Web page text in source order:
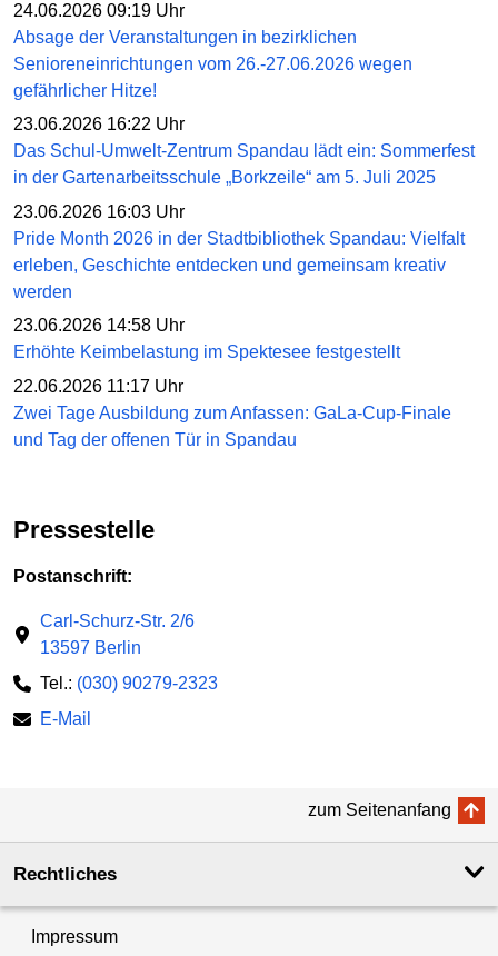
24.06.2026 09:19 Uhr
Absage der Veranstaltungen in bezirklichen
Senioreneinrichtungen vom 26.-27.06.2026 wegen
gefährlicher Hitze!
23.06.2026 16:22 Uhr
Das Schul-Umwelt-Zentrum Spandau lädt ein: Sommerfest
in der Gartenarbeitsschule „Borkzeile“ am 5. Juli 2025
23.06.2026 16:03 Uhr
Pride Month 2026 in der Stadtbibliothek Spandau: Vielfalt
erleben, Geschichte entdecken und gemeinsam kreativ
werden
23.06.2026 14:58 Uhr
Erhöhte Keimbelastung im Spektesee festgestellt
22.06.2026 11:17 Uhr
Zwei Tage Ausbildung zum Anfassen: GaLa-Cup-Finale
und Tag der offenen Tür in Spandau
Pressestelle
Postanschrift:
Carl-Schurz-Str. 2/6
13597 Berlin
Tel.: (030) 90279-2323
E-Mail
zum Seitenanfang
Rechtliches
Impressum